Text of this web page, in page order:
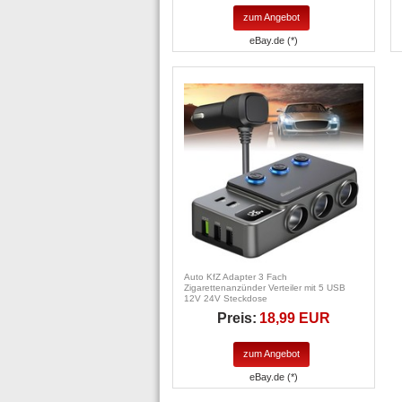
zum Angebot
eBay.de (*)
Auto KfZ Adapter 3 Fach
Zigarettenanzünder Verteiler mit 5 USB
12V 24V Steckdose
Preis: 18,99 EUR
zum Angebot
eBay.de (*)